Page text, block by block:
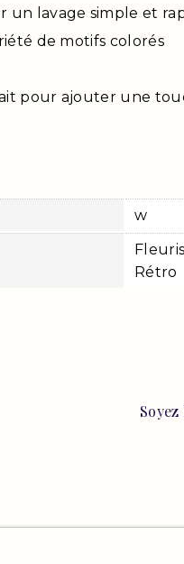
un lavage simple et
de motifs colorés
pour ajouter une
w
Fleuris
Rétro